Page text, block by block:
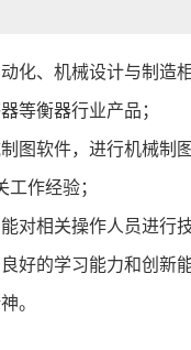
化、机械设计与制造
等衡器行业产品；
图软件，进行机械制
作经验；
对相关操作人员进行
好的学习能力和创新能
。